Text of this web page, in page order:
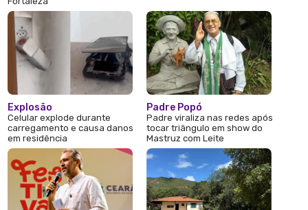
Explosão
Celular explode durante
carregamento e causa danos
em residência
Padre Popó
Padre viraliza nas redes após
tocar triângulo em show do
Mastruz com Leite